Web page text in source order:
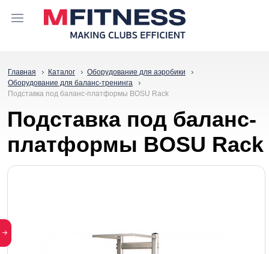
Главная Каталог
Оборудование для аэробики
Оборудование для баланс-тренинга
Подставка под баланс-платформы BOSU Rack
Подставка под баланс-
платформы BOSU Rack